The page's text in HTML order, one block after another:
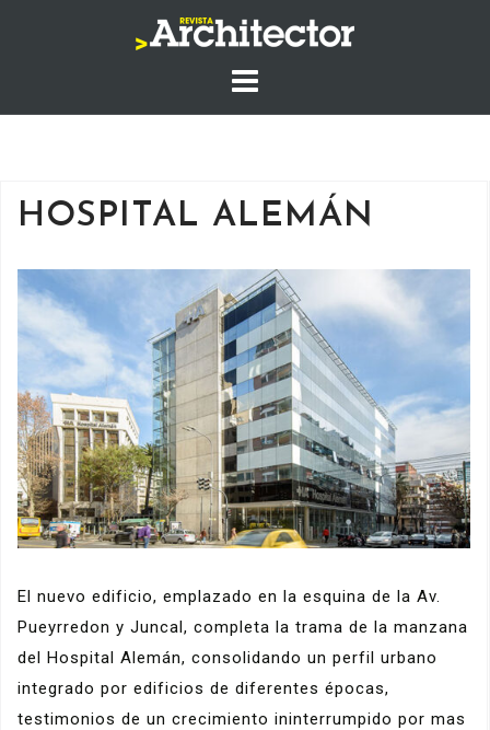
HOSPITAL ALEMÁN
El nuevo edificio, emplazado en la esquina de la Av.
Pueyrredon y Juncal, completa la trama de la manzana
del Hospital Alemán, consolidando un perfil urbano
integrado por edificios de diferentes épocas,
testimonios de un crecimiento ininterrumpido por mas